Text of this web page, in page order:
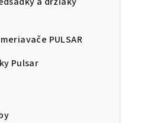
PULSAR
Pulsar